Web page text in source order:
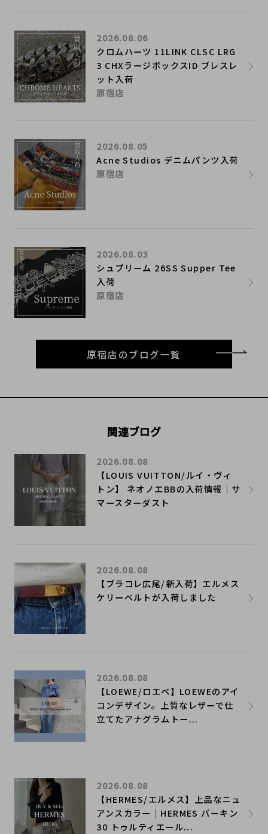
クロムハーツ 11LINK CLSC LRG
3 CHXラージボックスID ブレスレ
ット入荷
2026.08.06
原宿店
Acne Studios デニムパンツ入荷
2026.08.05
原宿店
シュプリーム 26SS Supper Tee
入荷
2026.08.03
原宿店
原宿店のブログ一覧
関連ブログ
【LOUIS VUITTON/ルイ・ヴィ
トン】 ネオノエBBの入荷情報｜サ
マースターダスト
2026.08.08
【ブラコレ広尾/新入荷】エルメス
ケリーベルトが入荷しました
2026.08.08
【LOEWE/ロエベ】LOEWEのアイ
コンデザイン。上質なレザーで仕
立てたアナグラムトー...
2026.08.08
【HERMES/エルメス】上品なニュ
アンスカラー｜HERMES バーキン
30 トゥルティエール...
2026.08.08